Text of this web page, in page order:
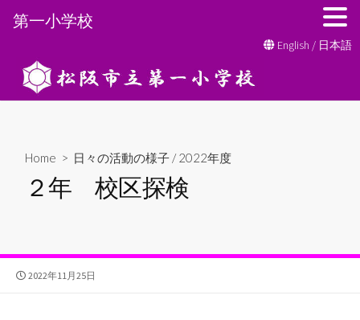
ン
English / 日本語
Home > 日々の活動の様子 /2022年度
２年 校区探検
公
2022年11月25日
第一小学校